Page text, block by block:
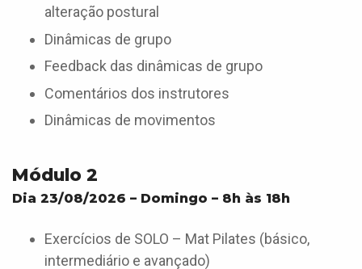
alteração postural
Dinâmicas de grupo
Feedback das dinâmicas de grupo
Comentários dos instrutores
Dinâmicas de movimentos
Módulo 2
Dia 23/08/2026 – Domingo – 8h às 18h
Exercícios de SOLO – Mat Pilates (básico,
intermediário e avançado)